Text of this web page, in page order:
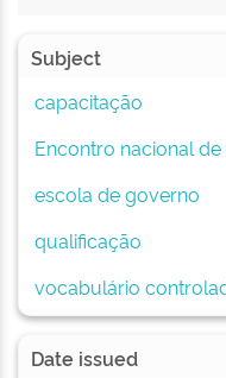
Subject
capacitação
Encontro nacional de
escola de governo
qualificação
vocabulário
Date issued